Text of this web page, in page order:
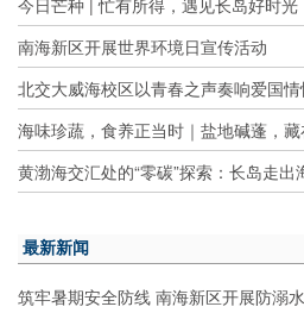
今日芒种 | 忙有所得，遇见长岛好时光
南海新区开展世界环境日宣传活动
北交大威海校区以青春之声奏响爱国
海味珍蔬，食养正当时｜盐地碱蓬，
黄渤海交汇处的“零碳”探索：长岛走
最新新闻
筑牢暑期安全防线 南海新区开展防溺